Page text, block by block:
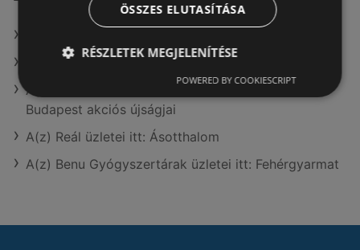
A(z) Reál üzletei itt: Rábapordány
A(z) KiK TEXTIL ÉS NON-FOOD KFT. (HU) aktuális
Budapest akciós újságjai
A(z) Reál üzletei itt: Ásotthalom
A(z) Benu Gyógyszertárak üzletei itt: Fehérgyarmat
ÖSSZES ELUTASÍTÁSA
RÉSZLETEK MEGJELENÍTÉSE
POWERED BY COOKIESCRIPT